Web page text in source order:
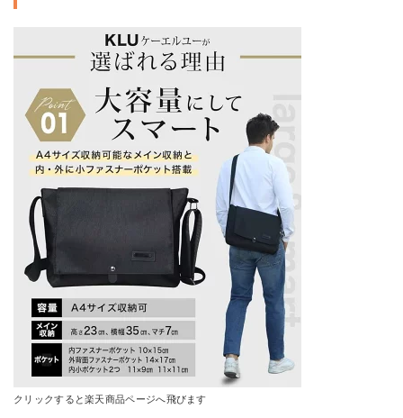
クリックすると楽天商品ページへ飛びます